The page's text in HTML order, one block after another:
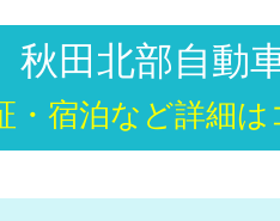
秋田北部自動
・宿泊など詳細